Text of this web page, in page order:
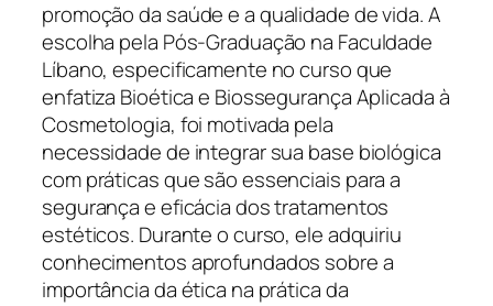
promoção da saúde e a qualidade de vida. A
escolha pela Pós-Graduação na Faculdade
Líbano, especificamente no curso que
enfatiza Bioética e Biossegurança Aplicada à
Cosmetologia, foi motivada pela
necessidade de integrar sua base biológica
com práticas que são essenciais para a
segurança e eficácia dos tratamentos
estéticos. Durante o curso, ele adquiriu
conhecimentos aprofundados sobre a
importância da ética na prática da